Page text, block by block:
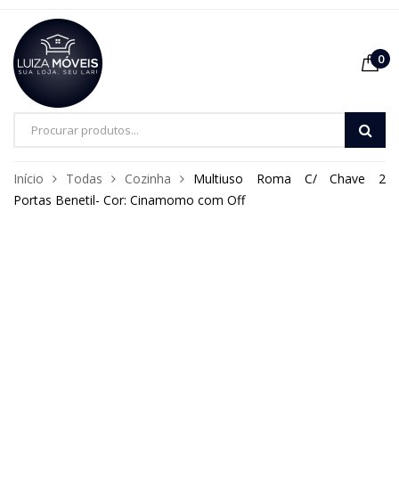
Pesquisa
produtos
0
Início Todas Cozinha
Multiuso Roma C/ Chave 2
Portas Benetil- Cor: Cinamomo com Off